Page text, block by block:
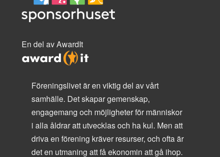
En del av AwardIt
Föreningslivet är en viktig del av vårt
samhälle. Det skapar gemenskap,
engagemang och möjligheter för människor
i alla åldrar att utvecklas och ha kul. Men att
driva en förening kräver resurser, och ofta är
det en utmaning att få ekonomin att gå ihop.